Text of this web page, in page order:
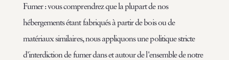
Fumer : vous comprendrez que la plupart de nos
hébergements étant fabriqués à partir de bois ou de
matériaux similaires, nous appliquons une politique stricte
d'interdiction de fumer dans et autour de l'ensemble de notre